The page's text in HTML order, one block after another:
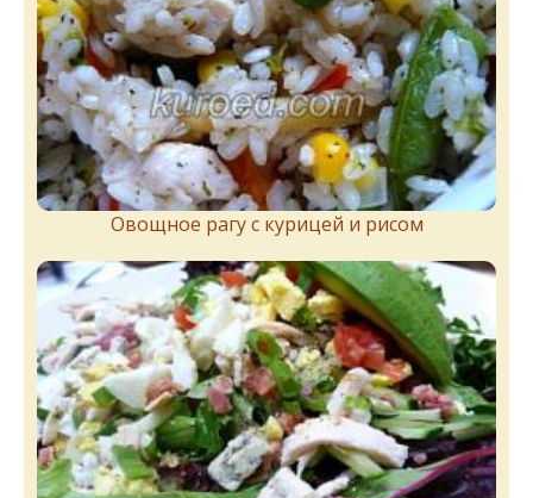
Овощное рагу с курицей и рисом